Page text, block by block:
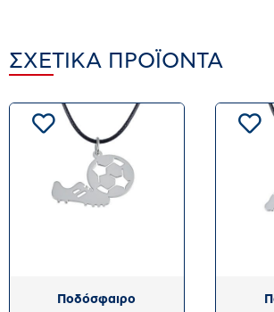
ΣΧΕΤΙΚΆ ΠΡΟΪΌΝΤΑ
Ποδόσφαιρο